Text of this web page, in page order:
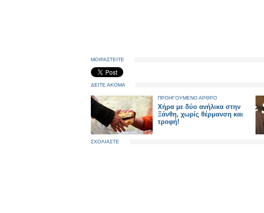
ΜΟΙΡΑΣΤΕΙΤΕ
ΔΕΙΤΕ ΑΚΟΜΑ
ΠΡΟΗΓΟΥΜΕΝΟ ΑΡΘΡΟ
Χήρα με δύο ανήλικα στην
Ξάνθη, χωρίς θέρμανση και
τροφή!
ΣΧΟΛΙΑΣΤΕ